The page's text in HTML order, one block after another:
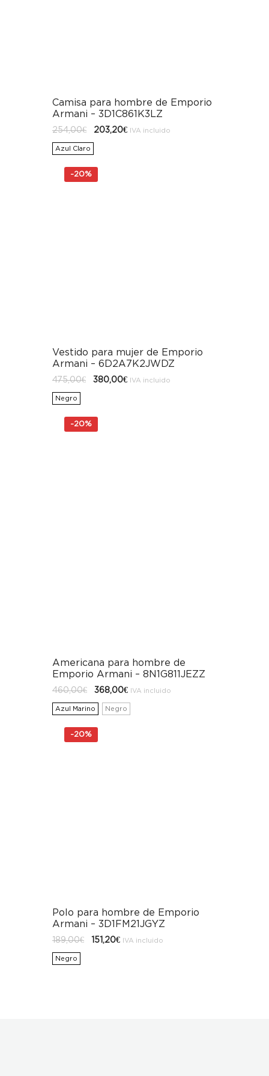
Camisa para hombre de Emporio
Armani – 3D1C861K3LZ
254,00€
El
original
era:
203,20€ElIVA incluido
Azul Claro
-20%
Vestido para mujer de Emporio
Armani – 6D2A7K2JWDZ
475,00€
El380,00€ElIVA incluido
Negro
-20%
Americana para hombre de
Emporio Armani – 8N1G811JEZZ
460,00€
El
original
era:
368,00€El
actual
es:
IVA incluido
Azul Marino Negro
-20%
Polo para hombre de Emporio
Armani – 3D1FM21JGYZ
189,00€
El151,20€ElIVA incluido
Negro